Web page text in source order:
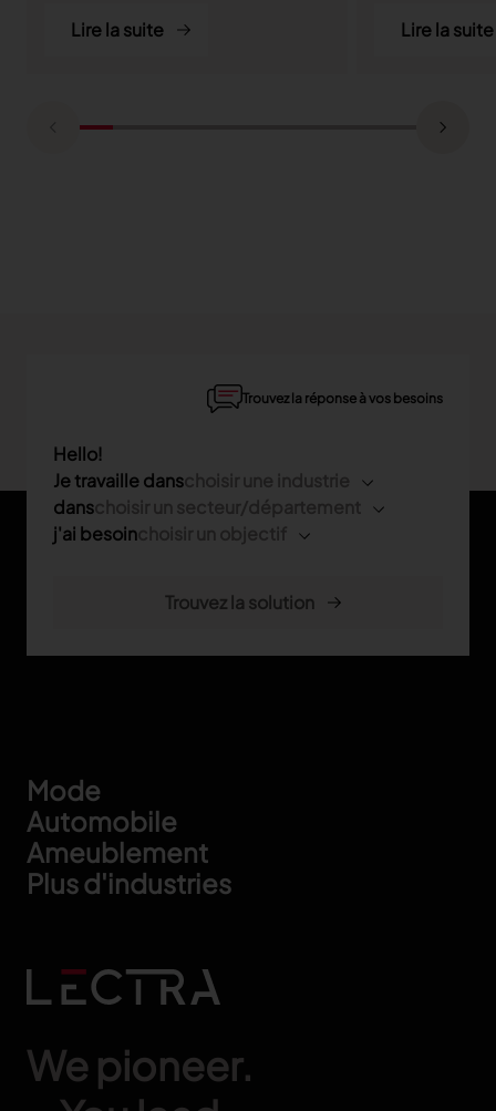
Lire la suite Lire la suite
Footer
Mode
Automobile
Ameublement
Plus d'industries
We pioneer.
Trouvez la réponse à vos besoins
Hello!
Je travaille dans
dans
j'ai besoin